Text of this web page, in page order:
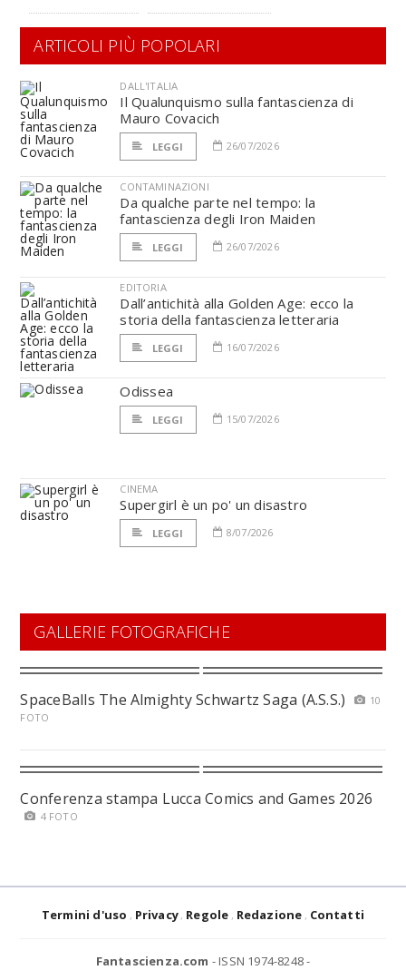
ARTICOLI PIÙ POPOLARI
DALL'ITALIA
Il Qualunquismo sulla fantascienza di
Mauro Covacich
LEGGI 26/07/2026
CONTAMINAZIONI
Da qualche parte nel tempo: la
fantascienza degli Iron Maiden
LEGGI 26/07/2026
EDITORIA
Dall’antichità alla Golden Age: ecco la
storia della fantascienza letteraria
LEGGI 16/07/2026
Odissea
LEGGI 15/07/2026
CINEMA
Supergirl è un po' un disastro
LEGGI 8/07/2026
GALLERIE FOTOGRAFICHE
SpaceBalls The Almighty Schwartz Saga (A.S.S.)
10
FOTO
Conferenza stampa Lucca Comics and Games 2026
4 FOTO
Termini d'uso Privacy Regole Redazione Contatti
Fantascienza.com - ISSN 1974-8248 -